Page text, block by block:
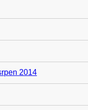
2014